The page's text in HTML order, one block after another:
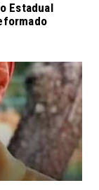
Estadual